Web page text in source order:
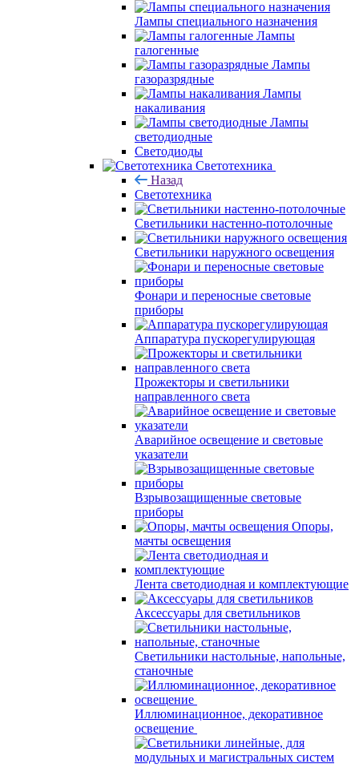
Лампы специального назначения
Лампы
галогенные
Лампы
газоразрядные
Лампы
накаливания
Лампы
светодиодные
Светодиоды
Светотехника
Назад
Светотехника
Светильники настенно-потолочные
Светильники наружного освещения
Фонари и переносные световые
приборы
Аппаратура пускорегулирующая
Прожекторы и светильники
направленного света
Аварийное освещение и световые
указатели
Взрывозащищенные световые
приборы
Опоры,
мачты освещения
Лента светодиодная и комплектующие
Аксессуары для светильников
Светильники настольные, напольные,
станочные
Иллюминационное, декоративное
освещение